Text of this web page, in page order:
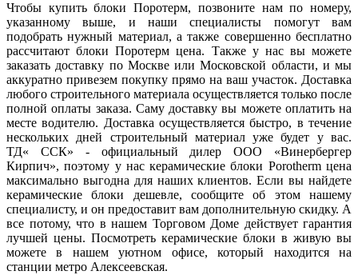
Чтобы купить блоки Поротерм, позвоните нам по номеру,
указанному выше, и наши специалисты помогут вам
подобрать нужный материал, а также совершенно бесплатно
рассчитают блоки Поротерм цена. Также у нас вы можете
заказать доставку по Москве или Московской области, и мы
аккуратно привезем покупку прямо на ваш участок. Доставка
любого строительного материала осуществляется только после
полной оплаты заказа. Саму доставку вы можете оплатить на
месте водителю. Доставка осуществляется быстро, в течение
нескольких дней строительный материал уже будет у вас.
ТД« ССК» - официальный дилер ООО «Винербергер
Кирпич», поэтому у нас керамические блоки Porotherm цена
максимально выгодна для наших клиентов. Если вы найдете
керамические блоки дешевле, сообщите об этом нашему
специалисту, и он предоставит вам дополнительную скидку. А
все потому, что в нашем Торговом Доме действует гарантия
лучшей цены. Посмотреть керамические блоки в живую вы
можете в нашем уютном офисе, который находится на
станции метро Алексеевская.